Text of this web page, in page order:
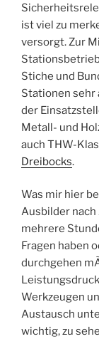
ist viel zu
versorgt. Zur
Stiche und
Stationen
der
Metall- und
auch THW-
Dreibocks.
Was mir hier
Ausbilder
mehrere
Fragen haben
durchgehen
Werkzeugen
Austausch
wichtig, zu